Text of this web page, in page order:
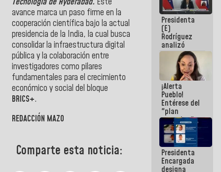
avance marca un paso firme en la
cooperación científica bajo la actual
presidencia de la India, la cual busca
consolidar la infraestructura digital
pública y la colaboración entre
investigadores como pilares
fundamentales para el crecimiento
económico y social del bloque
BRICS+.
REDACCIÓN MAZO
Comparte esta noticia:
hazlo hoy
por que no
sabemos si
la semana
que viene
hay
programa
Presidenta
(E)
Rodríguez
analizó
junto a
gobernadores
planes de
recuperación
del Sistema
Eléctrico
Nacional
¡Alerta
Pueblo!
Entérese del
"plan
enjambre"
de La Sayo
para
sabotear el
diálogo y
promover el
Presidenta
Encargada
designa